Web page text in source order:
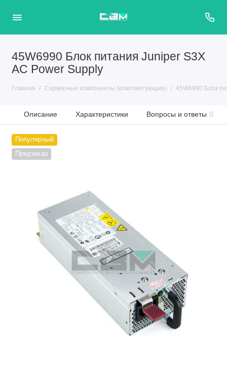
45W6990 Блок питания Juniper S3X
AC Power Supply
Главная Серверные компоненты (комплектующие) 45W6990 Блок
Описание Характеристики Вопросы и ответы 0
Популярный
Предзаказ